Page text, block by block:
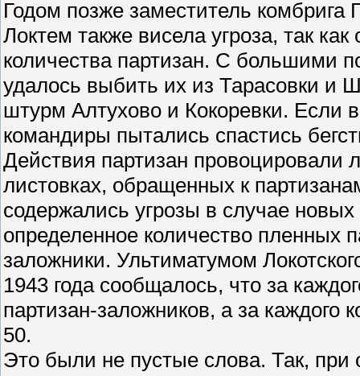
Годом позже заместитель
Локтем также висела угроза, так
количества партизан. С большими
удалось выбить их из Тарасовки и
штурм Алтухово и Кокоревки. Если
командиры пытались спастись
Действия партизан провоцировали
листовках, обращенных к
содержались угрозы в случае новых
определенное количество пленных
заложники. Ультиматумом
1943 года сообщалось, что за
партизан-заложников, а за каждого
50.
Это были не пустые слова. Так, при